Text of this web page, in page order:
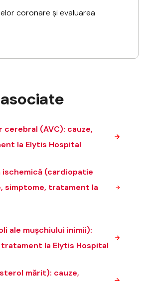
coronare și evaluarea
(AVC): cauze,
la Elytis Hospital
ischemică (cardiopatie
simptome, tratament la
ale mușchiului inimii):
la Elytis Hospital
mărit): cauze,